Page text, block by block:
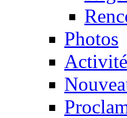
Photos